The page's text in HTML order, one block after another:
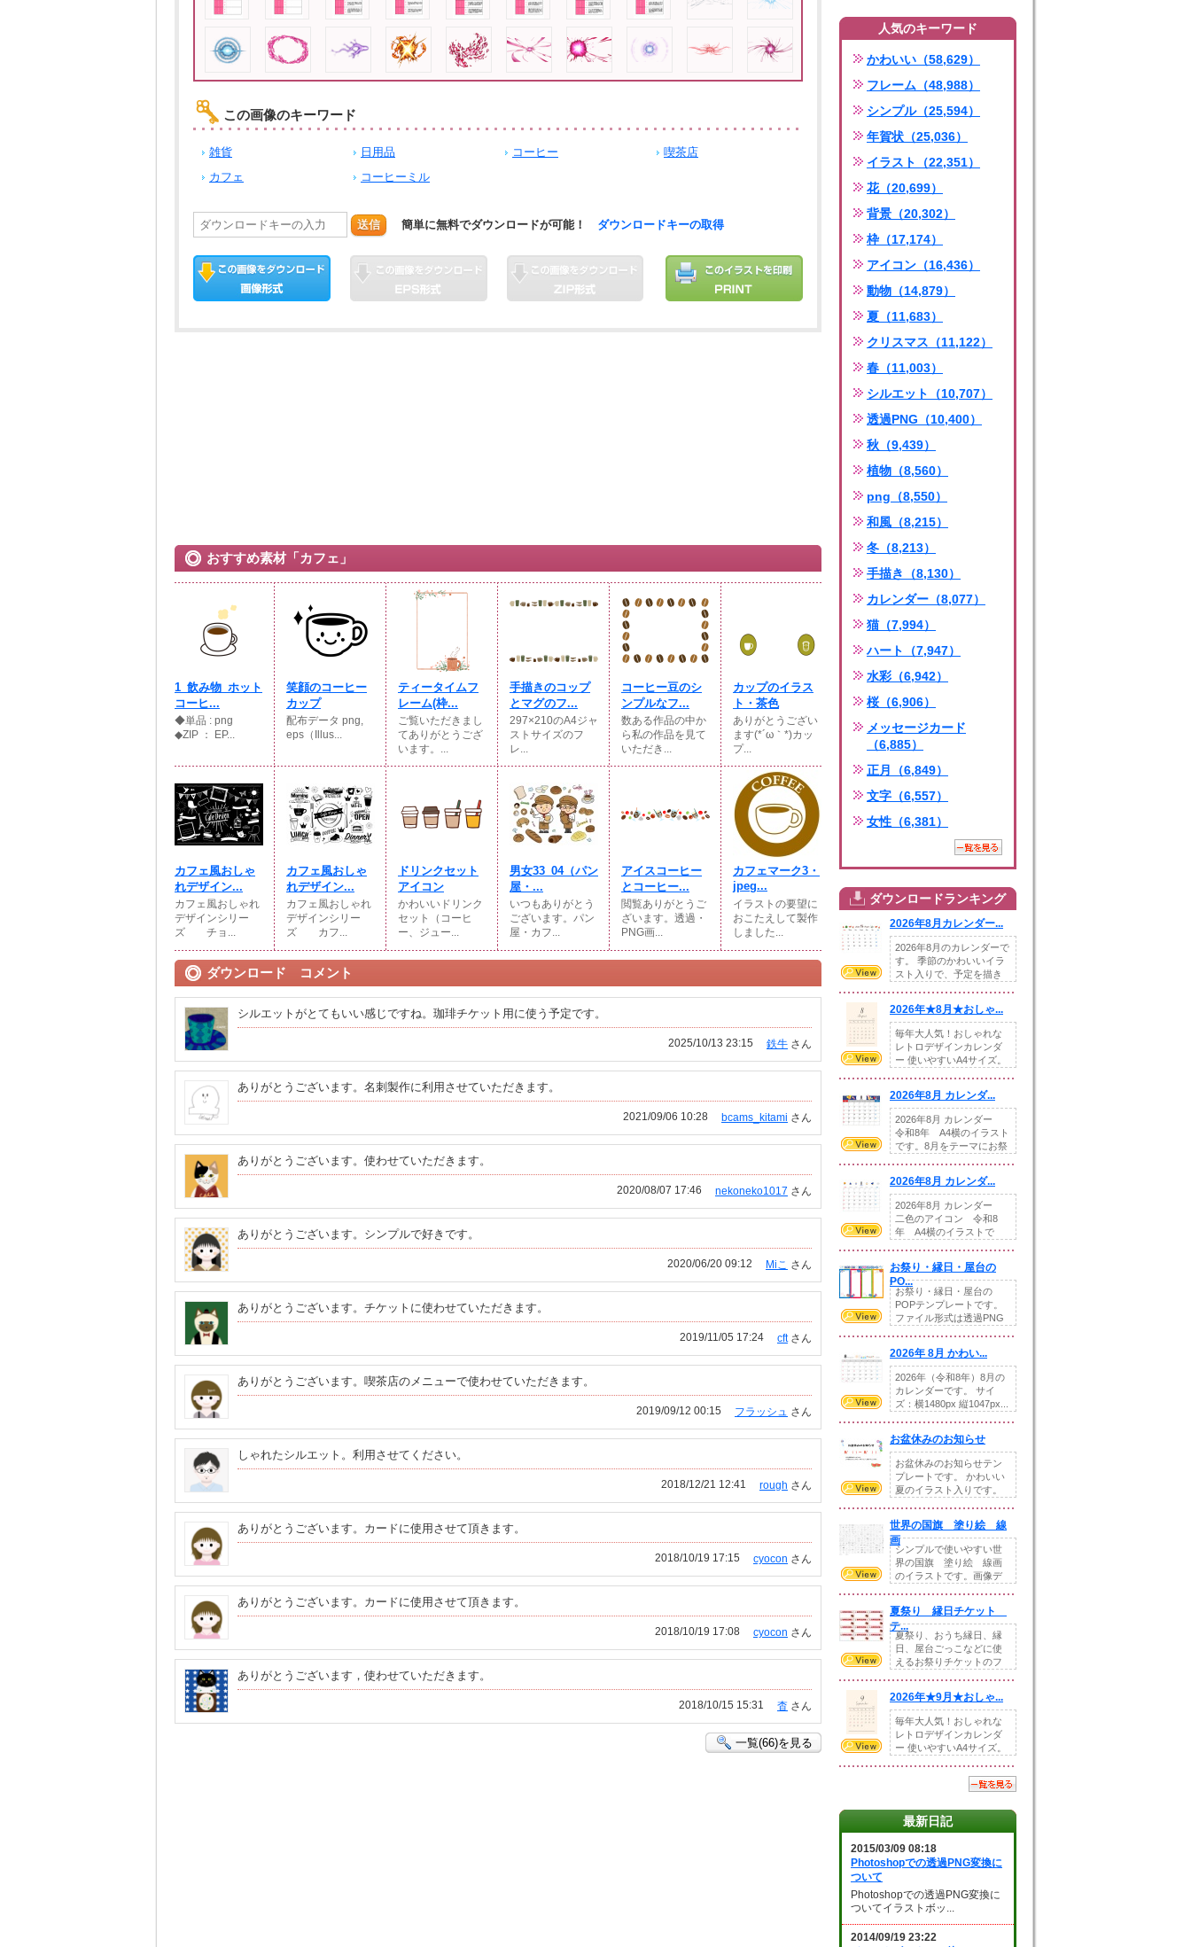
この画像のキーワード
雑貨 日用品 コーヒー
喫茶店
カフェ
コーヒーミル
送信 簡単に無料でダウンロードが可能！ ダウンロードキーの取得
おすすめ素材「カフェ」
1_飲み物_ホット
コーヒ...
◆単品 : png
◆ZIP ： EP...
笑顔のコーヒー
カップ
配布データ png,
eps（Illus...
ティータイムフ
レーム(枠...
ご覧いただきまし
てありがとうござ
います。...
手描きのコップ
とマグのフ...
297×210のA4ジャ
ストサイズのフ
レ...
コーヒー豆のシ
ンプルなフ...
数ある作品の中か
ら私の作品を見て
いただき...
カップのイラス
ト・茶色
ありがとうござい
ます(*´ω｀*)カッ
プ...
カフェ風おしゃ
れデザイン...
カフェ風おしゃれ
デザインシリー
ズ チョ...
カフェ風おしゃ
れデザイン...
カフェ風おしゃれ
デザインシリー
ズ カフ...
ドリンクセット
アイコン
かわいいドリンク
セット（コーヒ
ー、ジュー...
男女33_04（パン
屋・...
いつもありがとう
ございます。パン
屋・カフ...
アイスコーヒー
とコーヒー...
閲覧ありがとうご
ざいます。透過・
PNG画...
カフェマーク3・
jpeg...
イラストの要望に
おこたえして製作
しました...
ダウンロード コメント
シルエットがとてもいい感じですね。珈琲チケット用に使う予定です。
鉄牛 さん
2025/10/13 23:15
ありがとうございます。名刺製作に利用させていただきます。
bcams_kitami さん
2021/09/06 10:28
ありがとうございます。使わせていただきます。
nekoneko1017 さん
2020/08/07 17:46
ありがとうございます。シンプルで好きです。
Miこ さん
2020/06/20 09:12
ありがとうございます。チケットに使わせていただきます。
cftさん
2019/11/05 17:24
ありがとうございます。喫茶店のメニューで使わせていただきます。
フラッシュ さん
2019/09/12 00:15
しゃれたシルエット。利用させてください。
rough さん
2018/12/21 12:41
ありがとうございます。カードに使用させて頂きます。
cyocon さん
2018/10/19 17:15
ありがとうございます。カードに使用させて頂きます。
cyocon さん
2018/10/19 17:08
ありがとうございます，使わせていただきます。
杳 さん
2018/10/15 15:31
一覧(66)を見る
人気のキーワード
かわいい（58,629）
フレーム（48,988）
シンプル（25,594）
年賀状（25,036）
イラスト（22,351）
花（20,699）
背景（20,302）
枠（17,174）
アイコン（16,436）
動物（14,879）
夏（11,683）
クリスマス（11,122）
春（11,003）
シルエット（10,707）
透過PNG（10,400）
秋（9,439）
植物（8,560）
png（8,550）
和風（8,215）
冬（8,213）
手描き（8,130）
カレンダー（8,077）
猫（7,994）
ハート（7,947）
水彩（6,942）
桜（6,906）
メッセージカード
（6,885）
正月（6,849）
文字（6,557）
女性（6,381）
ダウンロードランキング
2026年8月カレンダー...
2026年8月のカレンダーで
す。 季節のかわいいイラ
スト入りで、予定を描き
2026年★8月★おしゃ...
毎年大人気！おしゃれな
レトロデザインカレンダ
ー 使いやすいA4サイズ。
2026年8月 カレンダ...
2026年8月 カレンダー
令和8年 A4横のイラスト
です。8月をテーマにお祭
2026年8月 カレンダ...
2026年8月 カレンダー
二色のアイコン 令和8
年 A4横のイラストで
お祭り・縁日・屋台の
PO...
お祭り・縁日・屋台の
POPテンプレートです。
ファイル形式は透過PNG
2026年 8月 かわい...
2026年（令和8年）8月の
カレンダーです。 サイ
ズ：横1480px 縦1047px...
お盆休みのお知らせ
お盆休みのお知らせテン
プレートです。 かわいい
夏のイラスト入りです。
世界の国旗 塗り絵 線
画
シンプルで使いやすい世
界の国旗 塗り絵 線画
のイラストです。画像デ
夏祭り 縁日チケット
テ...
夏祭り、おうち縁日、縁
日、屋台ごっこなどに使
えるお祭りチケットのフ
2026年★9月★おしゃ...
毎年大人気！おしゃれな
レトロデザインカレンダ
ー 使いやすいA4サイズ。
最新日記
2015/03/09 08:18
Photoshopでの透過PNG変換に
ついて
Photoshopでの透過PNG変換に
ついてイラストボッ...
2014/09/19 23:22